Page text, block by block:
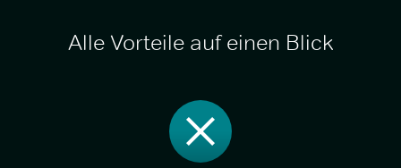
Alle Vorteile auf einen Blick